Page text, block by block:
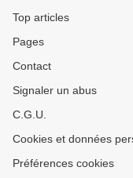
Top articles
Pages
Contact
Signaler un abus
C.G.U.
Cookies et données
Préférences cookies